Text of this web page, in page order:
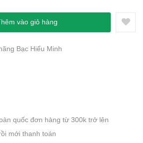
vào giỏ hàng
Bạc Hiểu Minh
quốc đơn hàng từ 300k trở lên
mới thanh toán